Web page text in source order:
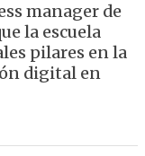
manager de
la escuela
pilares en la
digital en